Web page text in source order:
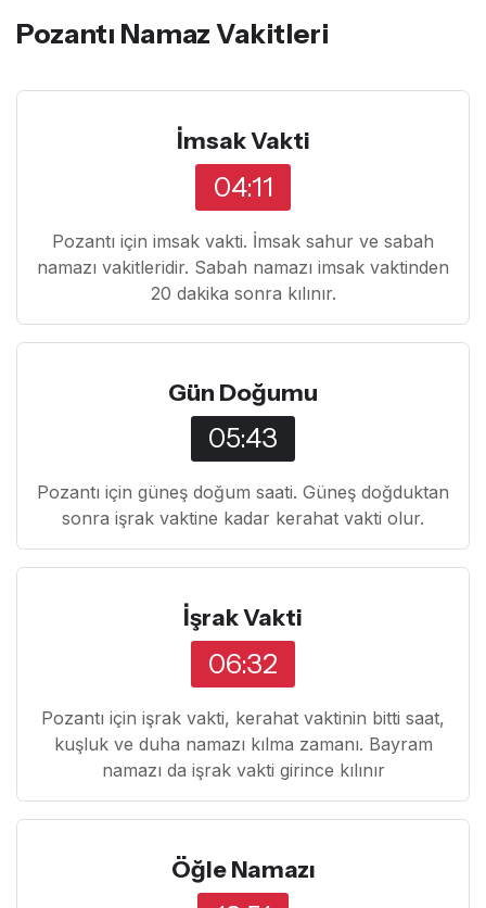
Pozantı Namaz Vakitleri
İmsak Vakti
04:11
Pozantı için imsak vakti. İmsak sahur ve sabah
namazı vakitleridir. Sabah namazı imsak vaktinden
20 dakika sonra kılınır.
Gün Doğumu
05:43
Pozantı için güneş doğum saati. Güneş doğduktan
sonra işrak vaktine kadar kerahat vakti olur.
İşrak Vakti
06:32
Pozantı için işrak vakti, kerahat vaktinin bitti saat,
kuşluk ve duha namazı kılma zamanı. Bayram
namazı da işrak vakti girince kılınır
Öğle Namazı